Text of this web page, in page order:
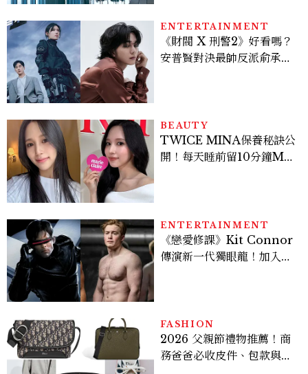
ENTERTAINMENT
《財閥 X 刑警2》好看嗎？
安普賢對決最帥反派俞承
多大？
BEAUTY
TWICE MINA保養秘訣公
開！每天睡前留10分鐘ME
ENTERTAINMENT
《戀愛修課》Kit Connor
傳演新一代獨眼龍！加入新
FASHION
2026 父親節禮物推薦！商
務爸爸必收皮件、包款與鞋